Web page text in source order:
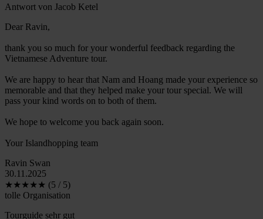
Antwort von Jacob Ketel
Dear Ravin,
thank you so much for your wonderful feedback regarding the
Vietnamese Adventure tour.
We are happy to hear that Nam and Hoang made your experience so
memorable and that they helped make your tour special. We will
pass your kind words on to both of them.
We hope to welcome you back again soon.
Your Islandhopping team
Ravin Swan
30.11.2025
★★★★★ (5 / 5)
tolle Organisation
Tourguide sehr gut